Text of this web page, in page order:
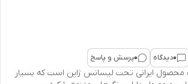
0دیدگاه 0پرسش و پاسخ
محصول ایرانی تحت لیسانس ژاپن است که بسیار